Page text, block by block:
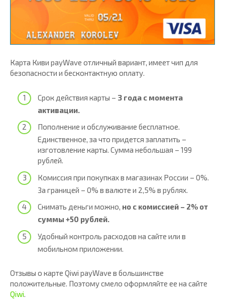
Карта Киви payWave отличный вариант, имеет чип для
безопасности и бесконтактную оплату.
Срок действия карты – 3 года с момента
активации.
Пополнение и обслуживание бесплатное.
Единственное, за что придется заплатить –
изготовление карты. Сумма небольшая – 199
рублей.
Комиссия при покупках в магазинах России – 0%.
За границей – 0% в валюте и 2,5% в рублях.
Снимать деньги можно, но с комиссией – 2% от
суммы +50 рублей.
Удобный контроль расходов на сайте или в
мобильном приложении.
Отзывы о карте Qiwi payWave в большинстве
положительные. Поэтому смело оформляйте ее на сайте
Qiwi.